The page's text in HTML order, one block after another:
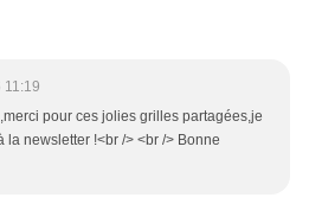
11:19
pour ces jolies grilles partagées,je
la newsletter !<br /> <br /> Bonne